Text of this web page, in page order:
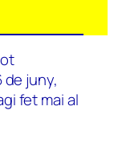
de juny,
fet mai al